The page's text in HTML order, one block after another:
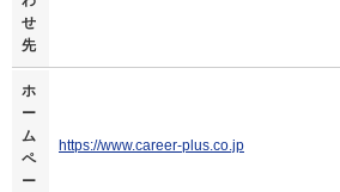
せ
先
ホ
ー
ム
ペ
ー
https://www.career-plus.co.jp